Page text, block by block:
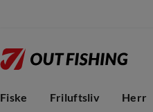
Fiske Friluftsliv Herr